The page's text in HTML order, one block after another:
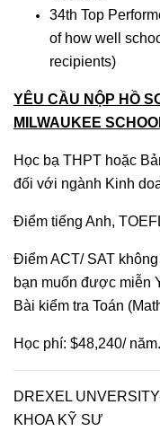
34th Top
of how well
recipients)
YÊU CẦU NỘP HỒ
MILWAUKEE
Học bạ THPT hoặc
đối với ngành Kinh
Điểm tiếng Anh,
Điểm ACT/ SAT
bạn muốn được miễn
Bài kiểm tra Toán
Học phí: $48,240/ năm.
DREXEL
KHOA KỸ SƯ